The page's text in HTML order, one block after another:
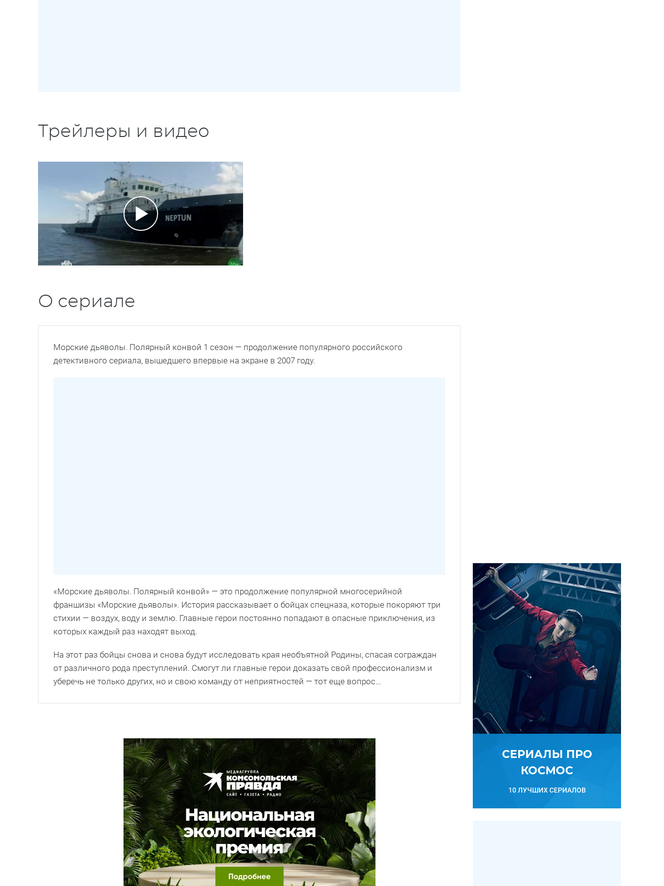
Трейлеры и видео
О сериале
Морские дьяволы. Полярный конвой 1 сезон — продолжение популярного российского
детективного сериала, вышедшего впервые на экране в 2007 году.
«Морские дьяволы. Полярный конвой» — это продолжение популярной многосерийной
франшизы «Морские дьяволы». История рассказывает о бойцах спецназа, которые покоряют три
стихии — воздух, воду и землю. Главные герои постоянно попадают в опасные приключения, из
которых каждый раз находят выход.
На этот раз бойцы снова и снова будут исследовать края необъятной Родины, спасая сограждан
от различного рода преступлений. Смогут ли главные герои доказать свой профессионализм и
уберечь не только других, но и свою команду от неприятностей — тот еще вопрос…
СЕРИАЛЫ ПРО
КОСМОС
10 ЛУЧШИХ СЕРИАЛОВ